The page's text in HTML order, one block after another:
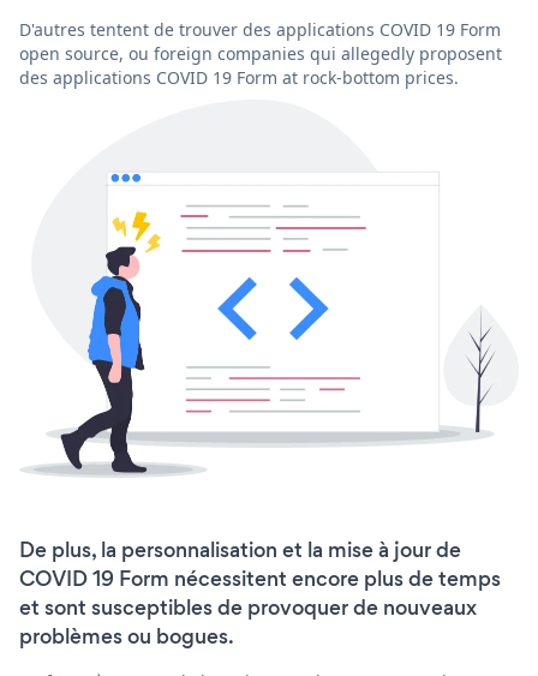
D'autres tentent de trouver des applications COVID 19 Form
open source, ou foreign companies qui allegedly proposent
des applications COVID 19 Form at rock-bottom prices.
De plus, la personnalisation et la mise à jour de
COVID 19 Form nécessitent encore plus de temps
et sont susceptibles de provoquer de nouveaux
problèmes ou bogues.